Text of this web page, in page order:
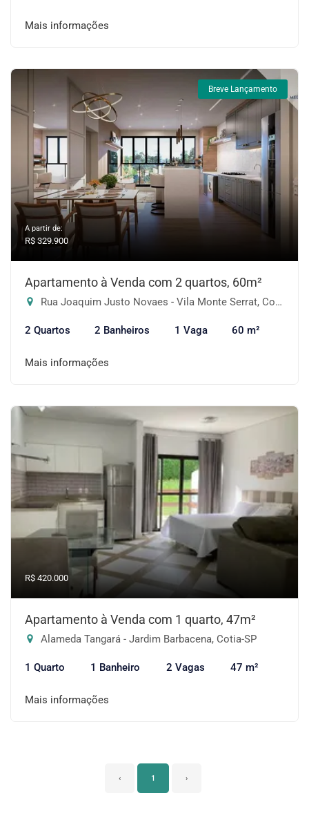
Mais informações
Breve Lançamento
A partir de:
R$ 329.900
Apartamento à Venda com 2 quartos, 60m²
Rua Joaquim Justo Novaes - Vila Monte Serrat, Cotia-SP
2 Quartos 2 Banheiros 1 Vaga 60 m²
Mais informações
R$ 420.000
Apartamento à Venda com 1 quarto, 47m²
Alameda Tangará - Jardim Barbacena, Cotia-SP
1 Quarto 1 Banheiro 2 Vagas 47 m²
Mais informações
‹ 1 ›